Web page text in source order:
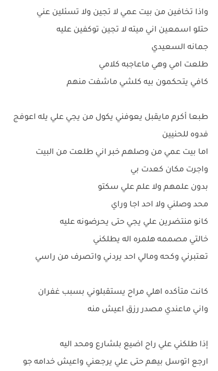
واذا تخافين من بيت عمي لا تجين ولا تسئلين عني
حتلو اسمعين اني ميته لا تجين توكفين عليه
جمانه السعيدي
طلعت امي وهي ماعاجبه كلامي
كافي يتحكمون بيه كلشي ماشفت منهم
طبعا أكرم مايقبل يعوفني يكول من يجي علي يله اعوفج
فدوه للحنيين
اما بيت عمي من وصلهم خبر اني طلعت من البيت
واجرت مكان كعدت بي
بدون علمهم ولا علم علي سكتو
محد وصلني ولا احد اجا وراي
كانو منتضرين علي يجي حتى يحرضونه عليه
خالتي مصممه هلمره اله يطلكني
تعتبرني وكحه ومالي احد يردني واتصرف من راسي
كانت متأكده اهلي مراح يستقبلوني بسبب غفران
واني ماعندي مصدر رزق اعيش منه
إذا طلكني علي راح اضيع بلشارع ومحد اليه
ارجع اتوسل بيهم حتى علي يرجعني واعيش خدامه جو